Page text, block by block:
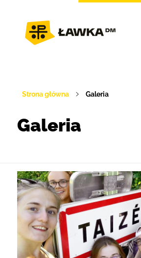
Strona główna Galeria
Galeria